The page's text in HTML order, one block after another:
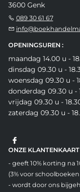
3600 Genk
089 30 61 67
OPENINGSUREN :
maandag 14.00 u -
dinsdag 09.30 u -
woensdag 09.30 u -
donderdag 09.30 u -
vrijdag 09.30 u -
zaterdag 09.30 u -
ONZE KLANTENKAART
- geeft 10% korting na
(3% voor
- wordt door ons